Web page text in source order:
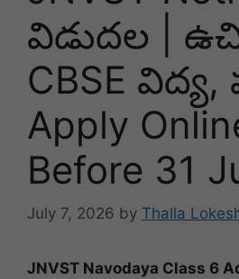
విడుదల |
CBSE విద్య,
Apply
Before 31
July 7, 2026 by Thalla
JNVST Navodaya Class 6